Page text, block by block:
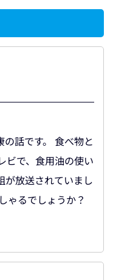
話です。 食べ物と
ビで、食用油の使い
が放送されていまし
ゃるでしょうか？